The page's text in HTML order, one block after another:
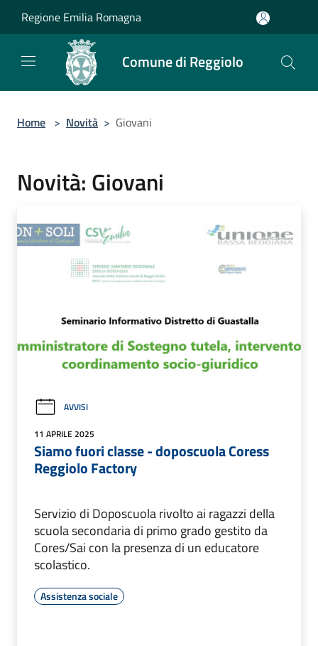
Regione Emilia Romagna
Comune di Reggiolo
Home > Novità > Giovani
Novità: Giovani
AVVISI
11 APRILE 2025
Siamo fuori classe - doposcuola Coress
Reggiolo Factory
Servizio di Doposcuola rivolto ai ragazzi della
scuola secondaria di primo grado gestito da
Cores/Sai con la presenza di un educatore
scolastico.
Assistenza sociale